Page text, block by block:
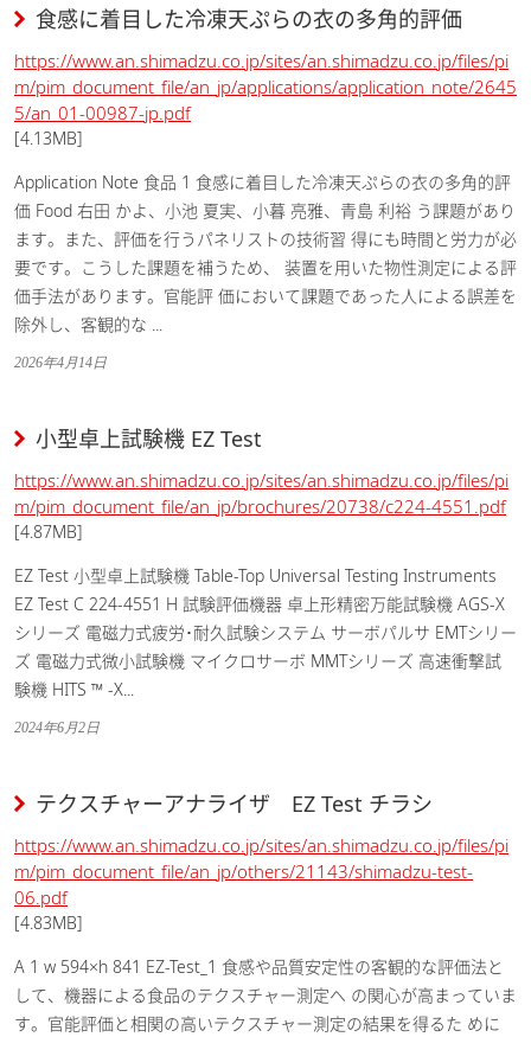
食感に着目した冷凍天ぷらの衣の多角的評価
https://www.an.shimadzu.co.jp/sites/an.shimadzu.co.jp/files/pi
m/pim_document_file/an_jp/applications/application_note/2645
5/an_01-00987-jp.pdf
[4.13MB]
Application Note 食品 1 食感に着目した冷凍天ぷらの衣の多角的評
価 Food 右田 かよ、小池 夏実、小暮 亮雅、青島 利裕 う課題があり
ます。また、評価を行うパネリストの技術習 得にも時間と労力が必
要です。こうした課題を補うため、 装置を用いた物性測定による評
価手法があります。官能評 価において課題であった人による誤差を
除外し、客観的な ...
2026年4月14日
小型卓上試験機 EZ Test
https://www.an.shimadzu.co.jp/sites/an.shimadzu.co.jp/files/pi
m/pim_document_file/an_jp/brochures/20738/c224-4551.pdf
[4.87MB]
EZ Test 小型卓上試験機 Table-Top Universal Testing Instruments
EZ Test C 224-4551 H 試験評価機器 卓上形精密万能試験機 AGS-X
シリーズ 電磁力式疲労･耐久試験システム サーボパルサ EMTシリー
ズ 電磁力式微小試験機 マイクロサーボ MMTシリーズ 高速衝撃試
験機 HITS ™ -X...
2024年6月2日
テクスチャーアナライザ EZ Test チラシ
https://www.an.shimadzu.co.jp/sites/an.shimadzu.co.jp/files/pi
m/pim_document_file/an_jp/others/21143/shimadzu-test-
06.pdf
[4.83MB]
A 1 w 594×h 841 EZ-Test_1 食感や品質安定性の客観的な評価法と
して、機器による食品のテクスチャー測定へ の関心が高まっていま
す。官能評価と相関の高いテクスチャー測定の結果を得るた めに